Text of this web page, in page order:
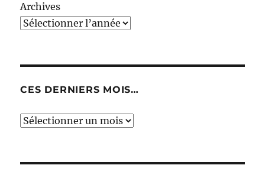
Archives
CES DERNIERS MOIS…
Ces